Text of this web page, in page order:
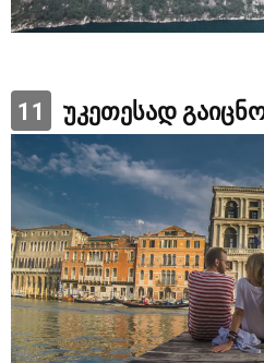
11 უკეთესად